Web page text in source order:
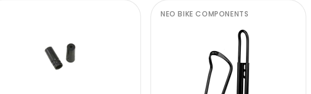
NEO BIKE COMPONENTS